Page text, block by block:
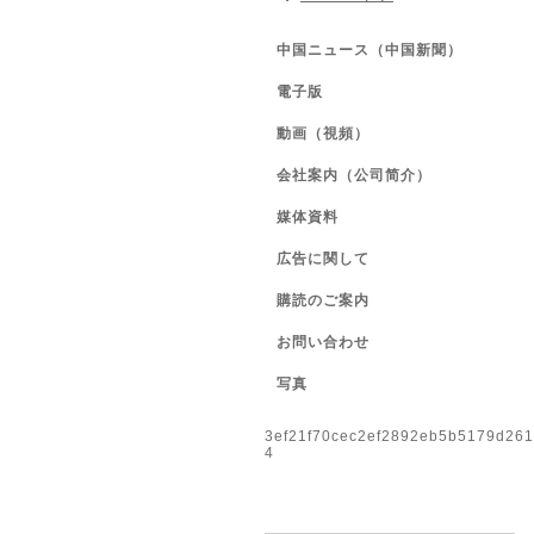
中国ニュース（中国新聞）
電子版
動画（視頻）
会社案内（公司简介）
媒体資料
広告に関して
購読のご案内
お問い合わせ
写真
4